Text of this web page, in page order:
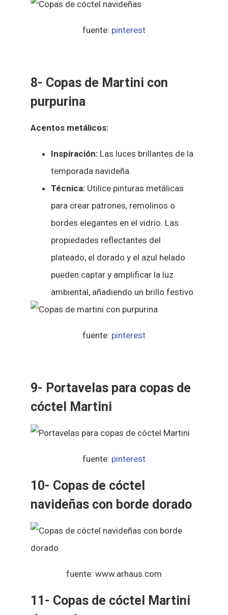
fuente: pinterest
8- Copas de Martini con
purpurina
Acentos metálicos:
Inspiración: Las luces brillantes de la
temporada navideña.
Técnica: Utilice pinturas metálicas
para crear patrones, remolinos o
bordes elegantes en el vidrio. Las
propiedades reflectantes del
plateado, el dorado y el azul helado
pueden captar y amplificar la luz
ambiental, añadiendo un brillo festivo.
fuente: pinterest
9- Portavelas para copas de
cóctel Martini
fuente: pinterest
10- Copas de cóctel
navideñas con borde dorado
fuente: www.arhaus.com
11- Copas de cóctel Martini